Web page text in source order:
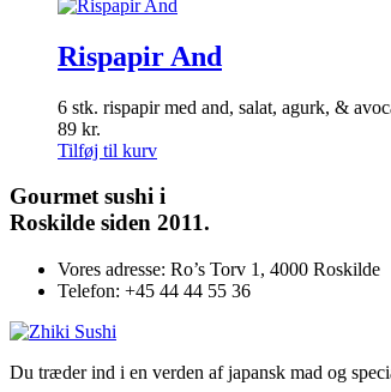
Rispapir And
6 stk. rispapir med and, salat, agurk, &
89 kr.
Tilføj til kurv
Gourmetsushi i
Roskilde siden 2011.
Vores adresse: Ro’s Torv 1, 4000 Roskilde
Telefon: +45 44 44 55 36
Du træder ind i en verden af japansk mad og